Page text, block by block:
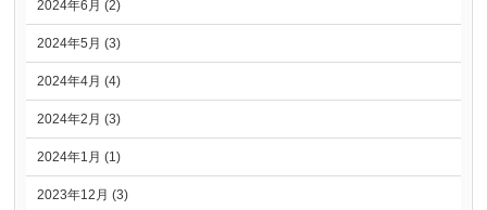
2024年6月 (2)
2024年5月 (3)
2024年4月 (4)
2024年2月 (3)
2024年1月 (1)
2023年12月 (3)